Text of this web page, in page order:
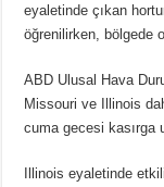
eyaletinde çıkan
öğrenilirken, bölgede
ABD Ulusal Hava
Missouri ve Illinois
cuma gecesi kasırga
Illinois eyaletinde